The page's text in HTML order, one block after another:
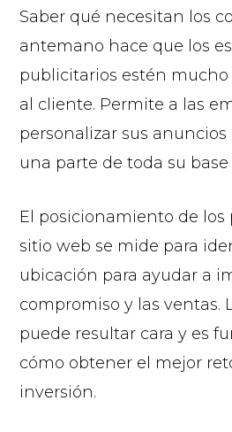
Saber qué necesitan los
antemano hace que los
publicitarios estén
al cliente. Permite a las
personalizar sus
una parte de toda su
El posicionamiento de los
sitio web se mide para
ubicación para ayudar a
compromiso y las ventas.
puede resultar cara y es
cómo obtener el mejor
inversión.